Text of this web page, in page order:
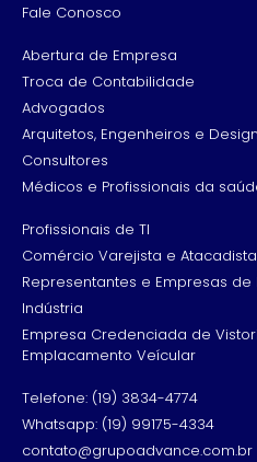
Fale Conosco
Abertura de Empresa
Troca de Contabilidade
Advogados
Arquitetos, Engenheiros e
Consultores
Médicos e Profissionais da
Profissionais de TI
Comércio Varejista e Atacadista
Representantes e Empresas
Indústria
Empresa Credenciada de
Emplacamento Veícular
Telefone: (19) 3834-4774
Whatsapp: (19) 99175-4334
contato@grupoadvance.com.br